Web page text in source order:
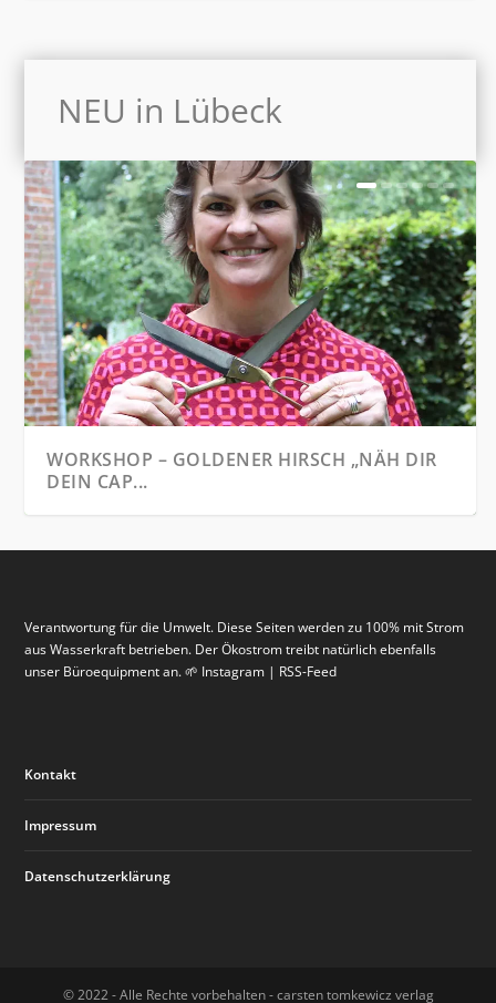
NEU in Lübeck
– GOLDENER HIRSCH „NÄH DIR
CAP...
VERPACKUNGEN SELBST G...
(ZEBRAFISCH) IM GOLDEN...
WORKSHOP HERBSTKRÄN...
Verantwortung für die Umwelt. Diese Seiten werden zu 100% mit Strom
aus Wasserkraft betrieben. Der Ökostrom treibt natürlich ebenfalls
unser Büroequipment an. 🌱 Instagram | RSS-Feed
Kontakt
Impressum
Datenschutzerklärung
© 2022 - Alle Rechte vorbehalten - carsten tomkewicz verlag